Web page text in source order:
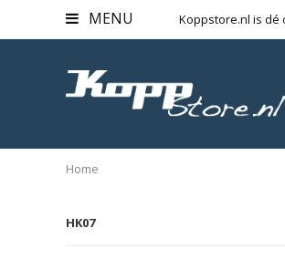
MENU Koppstore.nl is dé
Home
HK07